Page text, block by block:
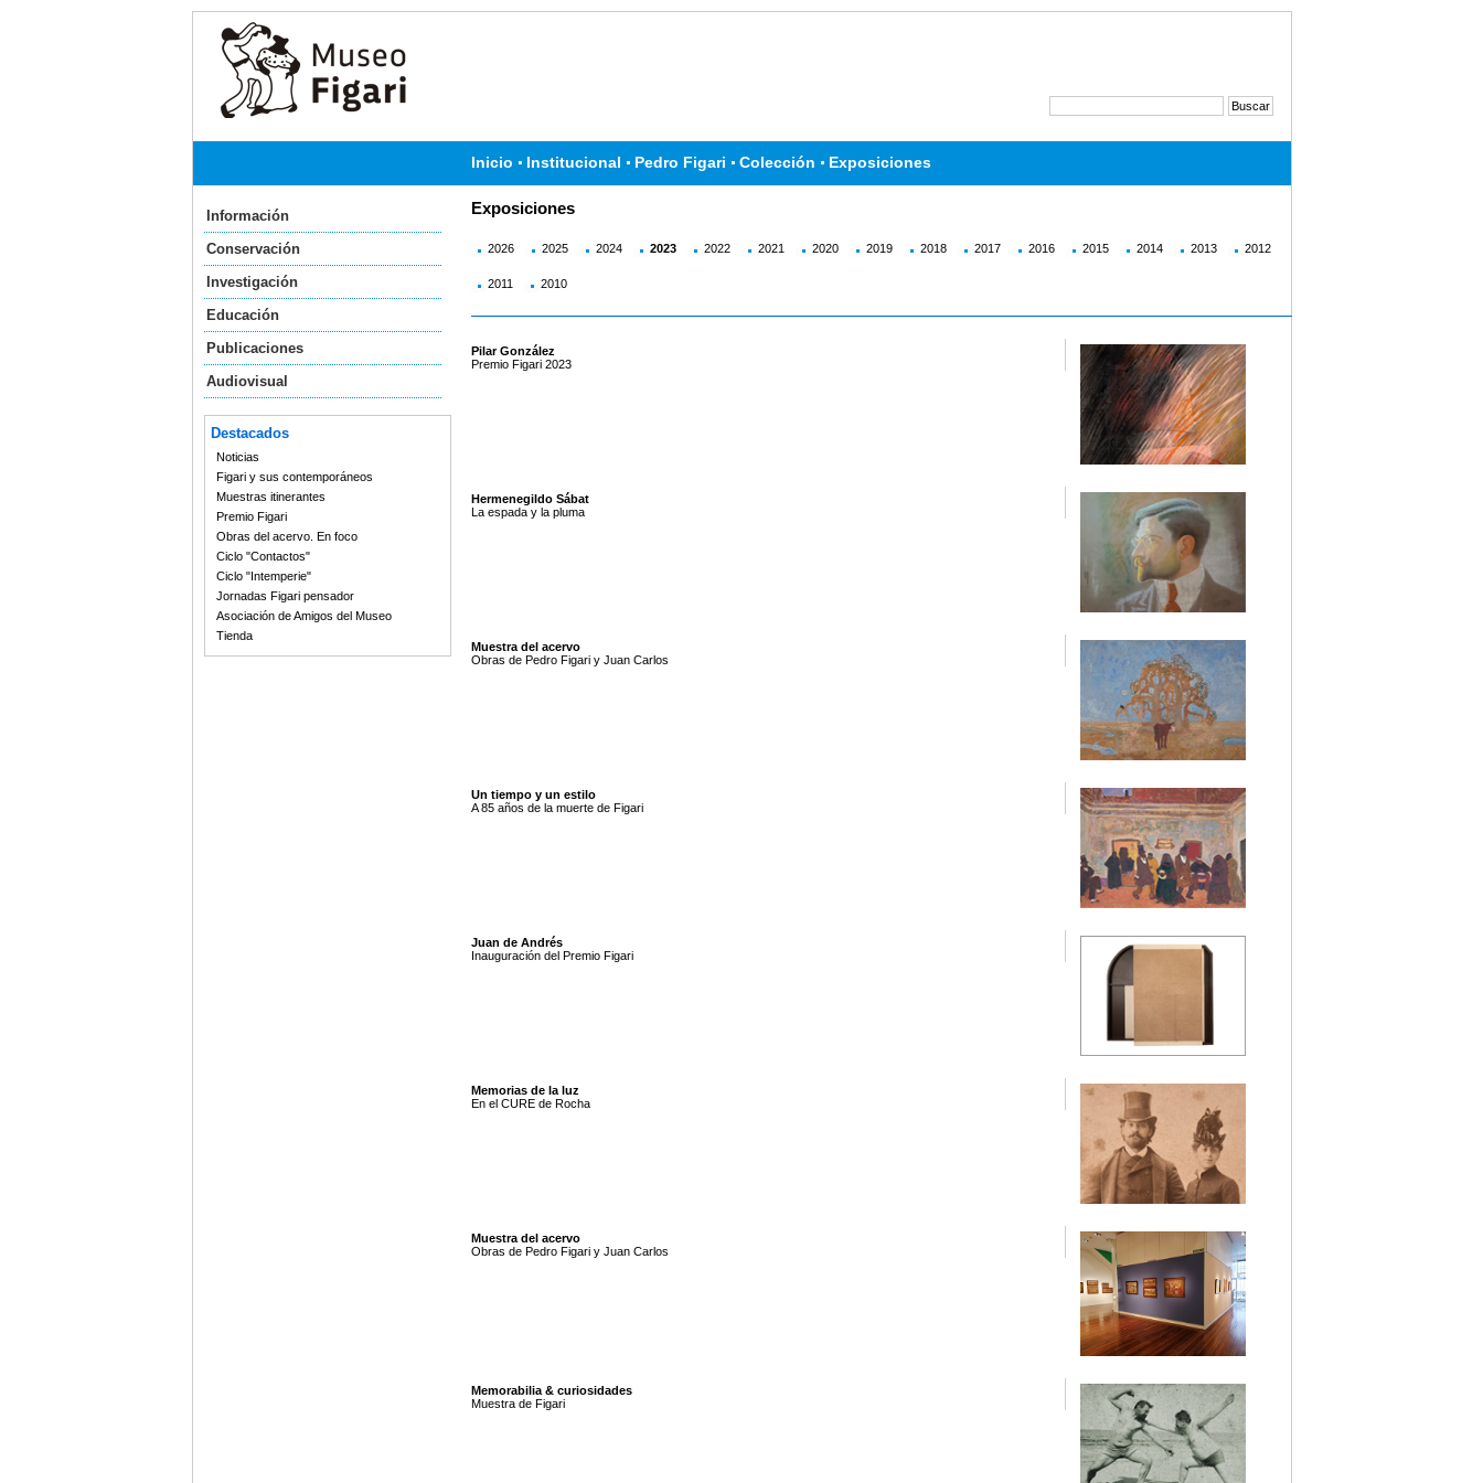
Inicio Institucional Pedro Figari Colección Exposiciones
Información
Conservación
Investigación
Educación
Publicaciones
Audiovisual
Destacados
Noticias
Figari y sus contemporáneos
Muestras itinerantes
Premio Figari
Obras del acervo. En foco
Ciclo "Contactos"
Ciclo "Intemperie"
Jornadas Figari pensador
Asociación de Amigos del Museo
Tienda
Exposiciones
2026 2025 2024 2023 2022 2021 2020 2019 2018 2017 2016 2015 2014 2013 2012
2011 2010
Pilar González
Premio Figari 2023
Hermenegildo Sábat
La espada y la pluma
Muestra del acervo
Obras de Pedro Figari y Juan Carlos
Un tiempo y un estilo
A 85 años de la muerte de Figari
Juan de Andrés
Inauguración del Premio Figari
Memorias de la luz
En el CURE de Rocha
Muestra del acervo
Obras de Pedro Figari y Juan Carlos
Memorabilia & curiosidades
Muestra de Figari